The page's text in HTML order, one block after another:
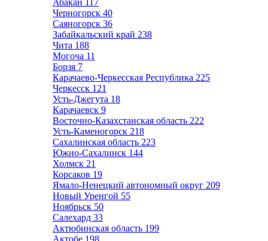
Абакан 117
Черногорск 40
Саяногорск 36
Забайкальский край 238
Чита 188
Могоча 11
Борзя 7
Карачаево-Черкесская Республика 225
Черкесск 121
Усть-Джегута 18
Карачаевск 9
Восточно-Казахстанская область 222
Усть-Каменогорск 218
Сахалинская область 223
Южно-Сахалинск 144
Холмск 21
Корсаков 19
Ямало-Ненецкий автономный округ 209
Новый Уренгой 55
Ноябрьск 50
Салехард 33
Актюбинская область 199
Актобе 198